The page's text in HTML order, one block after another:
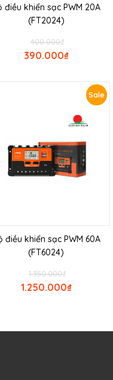
điều khiển sạc PWM 20A
(FT2024)
₫
400.000
₫
390.000
Sale
điều khiển sạc PWM 60A
(FT6024)
₫
1.350.000
₫
1.250.000